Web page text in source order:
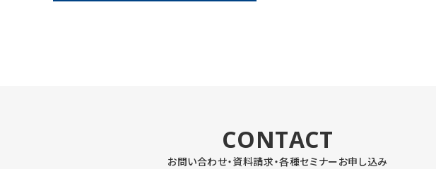
CONTACT
お問い合わせ・資料請求・各種セミナーお申し込み